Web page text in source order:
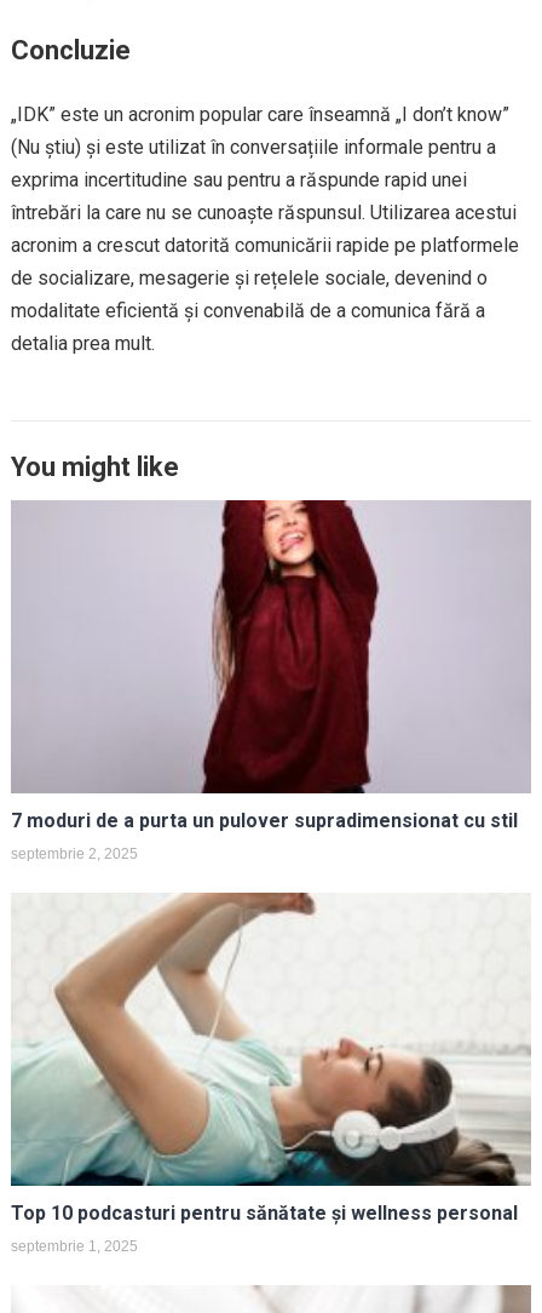
Concluzie
„IDK” este un acronim popular care înseamnă „I don’t know”
(Nu știu) și este utilizat în conversațiile informale pentru a
exprima incertitudine sau pentru a răspunde rapid unei
întrebări la care nu se cunoaște răspunsul. Utilizarea acestui
acronim a crescut datorită comunicării rapide pe platformele
de socializare, mesagerie și rețelele sociale, devenind o
modalitate eficientă și convenabilă de a comunica fără a
detalia prea mult.
You might like
7 moduri de a purta un pulover supradimensionat cu stil
septembrie 2, 2025
Top 10 podcasturi pentru sănătate și wellness personal
septembrie 1, 2025